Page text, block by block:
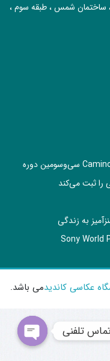
، ساختمان شمس ، طبقه سوم ،
را ثبت می‌کند
به زندگی
عکاسی کاندیدمی باشد.
تلفنی
chaty